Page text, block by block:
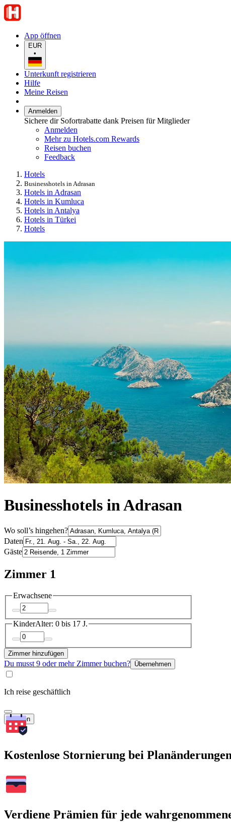
App öffnen
EUR
•
Unterkunft registrieren
Hilfe
Meine Reisen
Anmelden
Sichere dir Sofortrabatte dank Preisen für Mitglieder
Anmelden
Mehr zu Hotels.com Rewards
Reisen buchen
Feedback
Hotels
Businesshotels in Adrasan
Hotels in Adrasan
Hotels in Kumluca
Hotels in Antalya
Hotels in Türkei
Hotels
Businesshotels in Adrasan
Wo soll’s hingehen?
Daten
Gäste
Zimmer 1
Erwachsene
KinderAlter: 0 bis 17 J.
Zimmer hinzufügen
Du musst 9 oder mehr Zimmer buchen? Übernehmen
Ich reise geschäftlich
Suchen
Kostenlose Stornierung bei Planänderungen
Verdiene Prämien für jede